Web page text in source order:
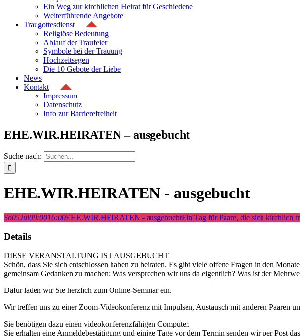
Ein Weg zur kirchlichen Heirat für Geschiedene
Weiterführende Angebote
Traugottesdienst
Religiöse Bedeutung
Ablauf der Traufeier
Symbole bei der Trauung
Hochzeitsegen
Die 10 Gebote der Liebe
News
Kontakt
Impressum
Datenschutz
Info zur Barrierefreiheit
EHE.WIR.HEIRATEN – ausgebucht
Suche nach:
EHE.WIR.HEIRATEN - ausgebucht
So05Jul09:0016:00EHE.WIR.HEIRATEN - ausgebuchtEin Tag für Paare, die sich kirchlich
Details
DIESE VERANSTALTUNG IST AUSGEBUCHT
Schön, dass Sie sich entschlossen haben zu heiraten. Es gibt viele offene Fragen in den
gemeinsam Gedanken zu machen: Was versprechen wir uns da eigentlich? Was ist der
Dafür laden wir Sie herzlich zum Online-Seminar ein.
Wir treffen uns zu einer Zoom-Videokonferenz mit Impulsen, Austausch mit anderen Paaren
Sie benötigen dazu einen videokonferenzfähigen Computer.
Sie erhalten eine Anmeldebestätigung und einige Tage vor dem Termin senden wir per Post